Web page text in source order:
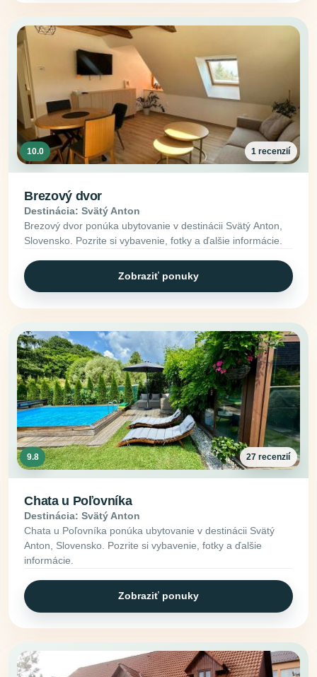
10.0 1 recenzií
Brezový dvor
Destinácia: Svätý Anton
Brezový dvor ponúka ubytovanie v destinácii Svätý Anton,
Slovensko. Pozrite si vybavenie, fotky a ďalšie informácie.
Zobraziť ponuky
9.8 27 recenzií
Chata u Poľovníka
Destinácia: Svätý Anton
Chata u Poľovníka ponúka ubytovanie v destinácii Svätý
Anton, Slovensko. Pozrite si vybavenie, fotky a ďalšie
informácie.
Zobraziť ponuky